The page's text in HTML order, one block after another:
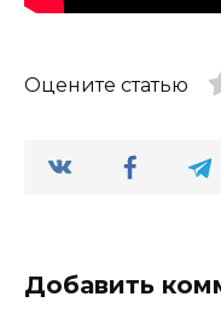
Оцените статью
Добавить